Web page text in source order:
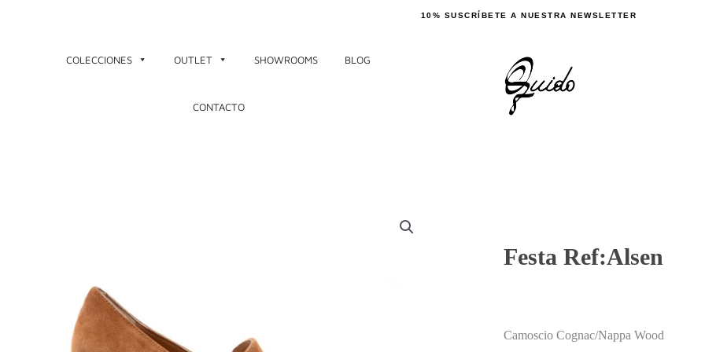
10% SUSCRÍBETE A NUESTRA NEWSLETTER
COLECCIONES OUTLET SHOWROOMS BLOG
CONTACTO
Festa Ref:Alsen
Camoscio Cognac/Nappa Wood